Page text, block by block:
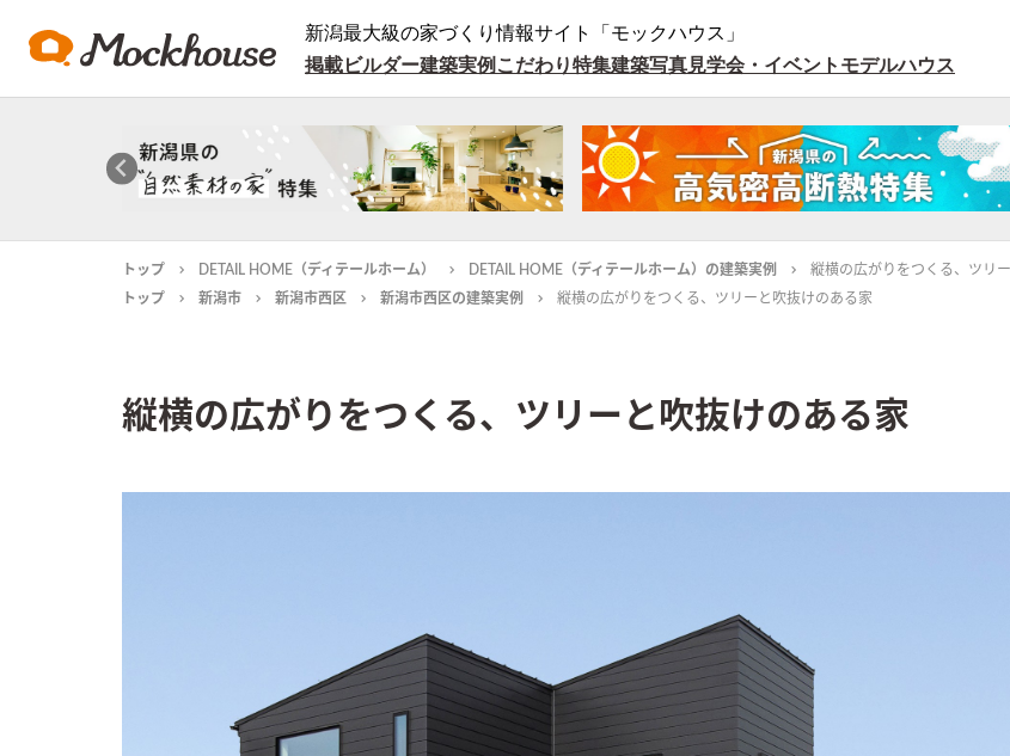
新潟最大級の家づくり情報サイト「モックハウス」
掲載ビルダー建築実例 こだわり特集建築写真見学会・イベント モデルハウス
トップ DETAIL HOME（ディテールホーム） DETAIL HOME（ディテールホーム）の建築実例
縦横の広がりをつくる、ツリ
トップ
新潟市 新潟市西区 新潟市西区の建築実例 縦横の広がりをつくる、ツリーと吹抜けのある家
縦横の広がりをつくる、ツリーと吹抜けのある家